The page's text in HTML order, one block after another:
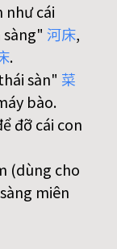
như cái
河床,
.
sàn" 菜
bào.
đỡ cái con
(dùng cho
miên